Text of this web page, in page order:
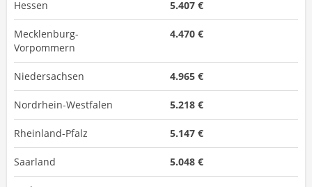
Hessen 5.407 €
Mecklenburg-
Vorpommern
4.470 €
Niedersachsen 4.965 €
Nordrhein-Westfalen 5.218 €
Rheinland-Pfalz 5.147 €
Saarland 5.048 €